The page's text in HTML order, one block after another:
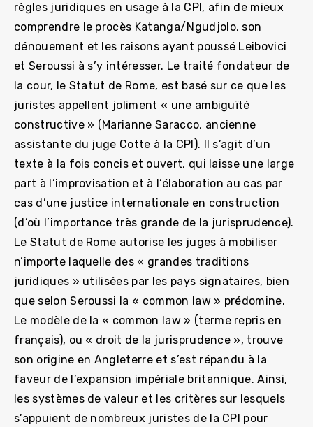
règles juridiques en usage à la CPI, afin de mieux
comprendre le procès Katanga/Ngudjolo, son
dénouement et les raisons ayant poussé Leibovici
et Seroussi à s’y intéresser. Le traité fondateur de
la cour, le Statut de Rome, est basé sur ce que les
juristes appellent joliment « une ambiguïté
constructive » (Marianne Saracco, ancienne
assistante du juge Cotte à la CPI). Il s’agit d’un
texte à la fois concis et ouvert, qui laisse une large
part à l’improvisation et à l’élaboration au cas par
cas d’une justice internationale en construction
(d’où l’importance très grande de la jurisprudence).
Le Statut de Rome autorise les juges à mobiliser
n’importe laquelle des « grandes traditions
juridiques » utilisées par les pays signataires, bien
que selon Seroussi la « common law » prédomine.
Le modèle de la « common law » (terme repris en
français), ou « droit de la jurisprudence », trouve
son origine en Angleterre et s’est répandu à la
faveur de l’expansion impériale britannique. Ainsi,
les systèmes de valeur et les critères sur lesquels
s’appuient de nombreux juristes de la CPI pour